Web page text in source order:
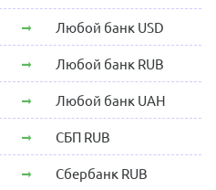
Любой банк USD
Любой банк RUB
Любой банк UAH
СБП RUB
Сбербанк RUB